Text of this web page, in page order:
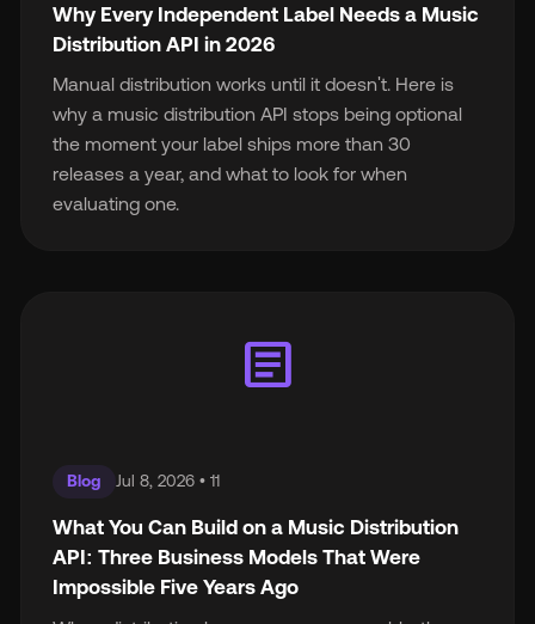
Why Every Independent Label Needs a Music
Distribution API in 2026
Manual distribution works until it doesn't. Here is
why a music distribution API stops being optional
the moment your label ships more than 30
releases a year, and what to look for when
evaluating one.
article
Blog Jul 8, 2026 • 11
What You Can Build on a Music Distribution
API: Three Business Models That Were
Impossible Five Years Ago